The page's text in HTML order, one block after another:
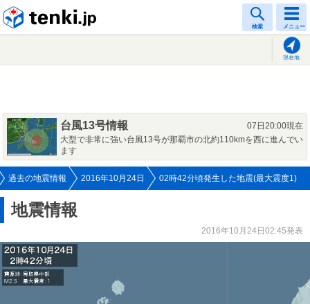
検索 メニュー
現在地
台風13号情報
07日20:00現在
大型で非常に強い台風13号が那覇市の北約110kmを西に進んでい
ます
過去の地震情報 2016年10月24日 02時42分頃発生した地震(最大震度1)
地震情報
2016年10月24日02:45発表